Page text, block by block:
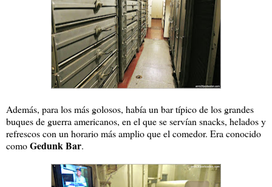
Además, para los más golosos, había un bar típico de los grandes
buques de guerra americanos, en el que se servían snacks, helados y
refrescos con un horario más amplio que el comedor. Era conocido
comoGedunk Bar.